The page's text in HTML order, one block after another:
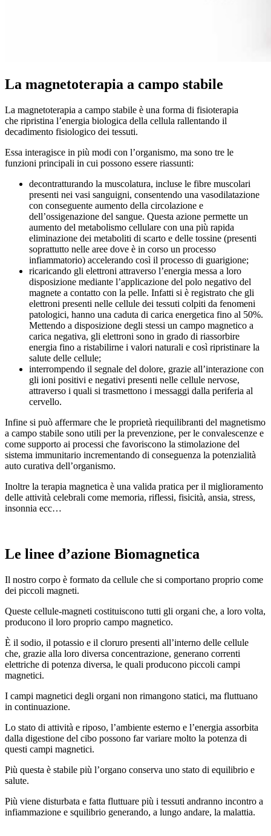
La magnetoterapia a campo stabile
La magnetoterapia a campo stabile è una forma di fisioterapia
che ripristina l’energia biologica della cellula rallentando il
decadimento fisiologico dei tessuti.
Essa interagisce in più modi con l’organismo, ma sono tre le
funzioni principali in cui possono essere riassunti:
decontratturando la muscolatura, incluse le fibre muscolari
presenti nei vasi sanguigni, consentendo una vasodilatazione
con conseguente aumento della circolazione e
dell’ossigenazione del sangue. Questa azione permette un
aumento del metabolismo cellulare con una più rapida
eliminazione dei metaboliti di scarto e delle tossine (presenti
soprattutto nelle aree dove è in corso un processo
infiammatorio) accelerando così il processo di guarigione;
ricaricando gli elettroni attraverso l’energia messa a loro
disposizione mediante l’applicazione del polo negativo del
magnete a contatto con la pelle. Infatti si è registrato che gli
elettroni presenti nelle cellule dei tessuti colpiti da fenomeni
patologici, hanno una caduta di carica energetica fino al 50%.
Mettendo a disposizione degli stessi un campo magnetico a
carica negativa, gli elettroni sono in grado di riassorbire
energia fino a ristabilirne i valori naturali e così ripristinare la
salute delle cellule;
interrompendo il segnale del dolore, grazie all’interazione con
gli ioni positivi e negativi presenti nelle cellule nervose,
attraverso i quali si trasmettono i messaggi dalla periferia al
cervello.
Infine si può affermare che le proprietà riequilibranti del magnetismo
a campo stabile sono utili per la prevenzione, per le convalescenze e
come supporto ai processi che favoriscono la stimolazione del
sistema immunitario incrementando di conseguenza la potenzialità
auto curativa dell’organismo.
Inoltre la terapia magnetica è una valida pratica per il miglioramento
delle attività celebrali come memoria, riflessi, fisicità, ansia, stress,
insonnia ecc…
Le linee d’azione Biomagnetica
Il nostro corpo è formato da cellule che si comportano proprio come
dei piccoli magneti.
Queste cellule-magneti costituiscono tutti gli organi che, a loro volta,
producono il loro proprio campo magnetico.
È il sodio, il potassio e il cloruro presenti all’interno delle cellule
che, grazie alla loro diversa concentrazione, generano correnti
elettriche di potenza diversa, le quali producono piccoli campi
magnetici.
I campi magnetici degli organi non rimangono statici, ma fluttuano
in continuazione.
Lo stato di attività e riposo, l’ambiente esterno e l’energia assorbita
dalla digestione del cibo possono far variare molto la potenza di
questi campi magnetici.
Più questa è stabile più l’organo conserva uno stato di equilibrio e
salute.
Più viene disturbata e fatta fluttuare più i tessuti andranno incontro a
infiammazione e squilibrio generando, a lungo andare, la malattia.